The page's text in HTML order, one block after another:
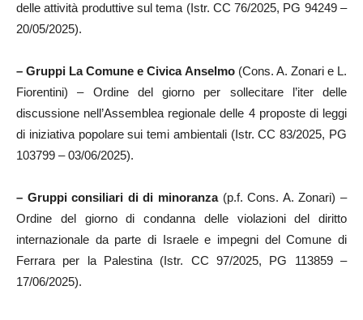
delle attività produttive sul tema (Istr. CC 76/2025, PG 94249 –
20/05/2025).
– Gruppi La Comune e Civica Anselmo(Cons. A. Zonari e L.
Fiorentini) – Ordine del giorno per sollecitare l’iter delle
discussione nell’Assemblea regionale delle 4 proposte di leggi
di iniziativa popolare sui temi ambientali (Istr. CC 83/2025, PG
103799 – 03/06/2025).
– Gruppi consiliari di di minoranza(p.f. Cons. A. Zonari) –
Ordine del giorno di condanna delle violazioni del diritto
internazionale da parte di Israele e impegni del Comune di
Ferrara per la Palestina (Istr. CC 97/2025, PG 113859 –
17/06/2025).